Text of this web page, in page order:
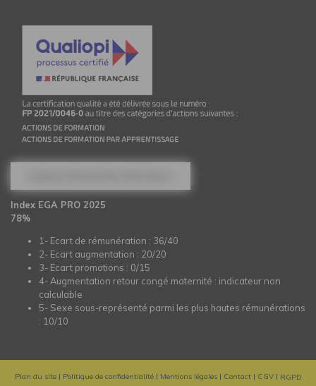
Index EGA PRO 2025
78%
1- Ecart de rémunération : 36/40
2- Ecart augmentation : 20/20
3- Ecart promotions : 0/15
4- Augmentation retour congé maternité : indicateur non
calculable
5- Sexe sous-représenté parmi les plus hautes rémunérations
: 10/10
Plan du site Politique de confidentialité Mentions légales Contact CGV RGPD